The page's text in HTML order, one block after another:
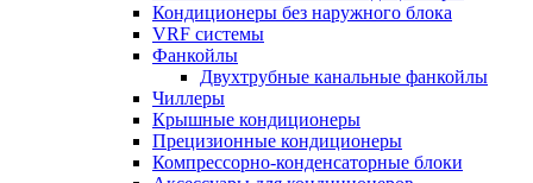
Кондиционеры без наружного блока
VRF системы
Фанкойлы
Двухтрубные канальные фанкойлы
Чиллеры
Крышные кондиционеры
Прецизионные кондиционеры
Компрессорно-конденсаторные блоки